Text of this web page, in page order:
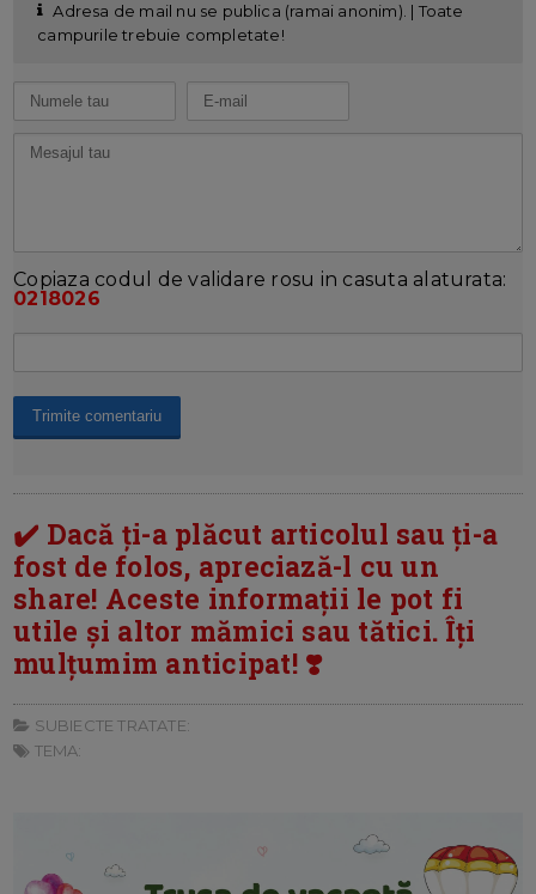
Adresa de mail nu se publica (ramai anonim). | Toate
campurile trebuie completate!
Copiaza codul de validare rosu in casuta alaturata:
0218026
✔️ Dacă ți-a plăcut articolul sau ți-a
fost de folos, apreciază-l cu un
share! Aceste informații le pot fi
utile și altor mămici sau tătici. Îți
mulțumim anticipat! ❣️
SUBIECTE TRATATE:
TEMA: